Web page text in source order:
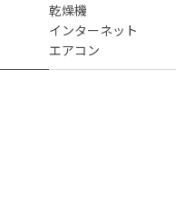
乾燥機
インターネット
エアコン